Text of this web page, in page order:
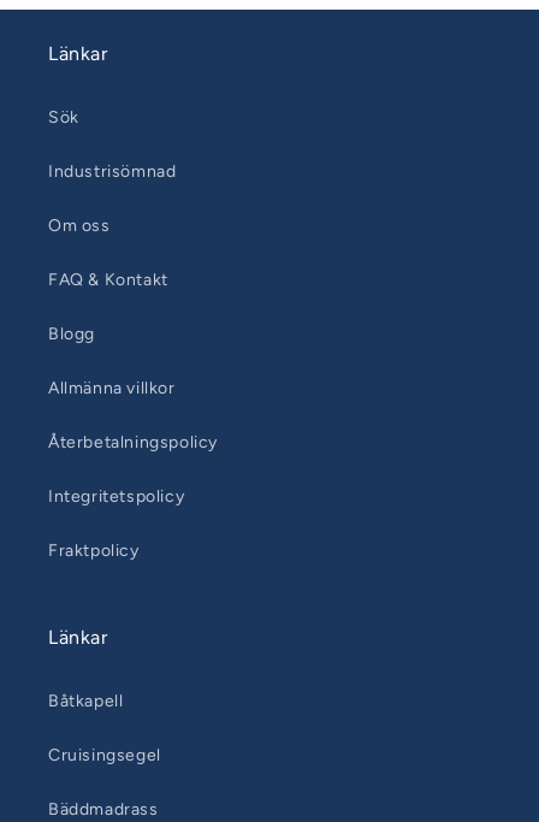
Länkar
Sök
Industrisömnad
Om oss
FAQ & Kontakt
Blogg
Allmänna villkor
Återbetalningspolicy
Integritetspolicy
Fraktpolicy
Länkar
Båtkapell
Cruisingsegel
Bäddmadrass